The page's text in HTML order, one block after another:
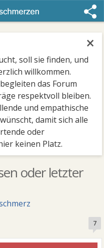
×
soll sie finden, und
willkommen.
das Forum
respektvoll bleiben.
und empathische
damit sich alle
oder
keinen Platz.
oder letzter
7